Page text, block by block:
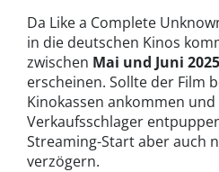
Da Like a Complete
in die deutschen Kinos
zwischen Mai und Juni
erscheinen. Sollte der Film
Kinokassen ankommen
Verkaufsschlager
Streaming-Start aber auch
verzögern.